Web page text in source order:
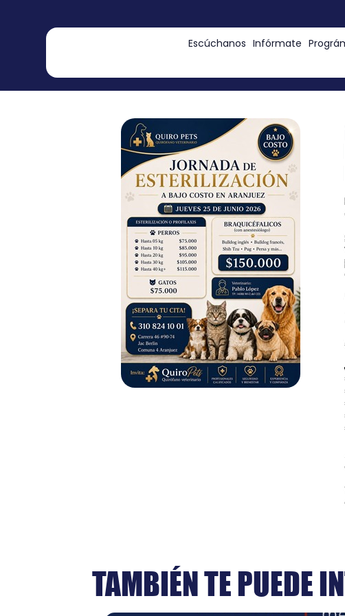
Escúchanos Infórmate
TAMBIÉN TE PUEDE